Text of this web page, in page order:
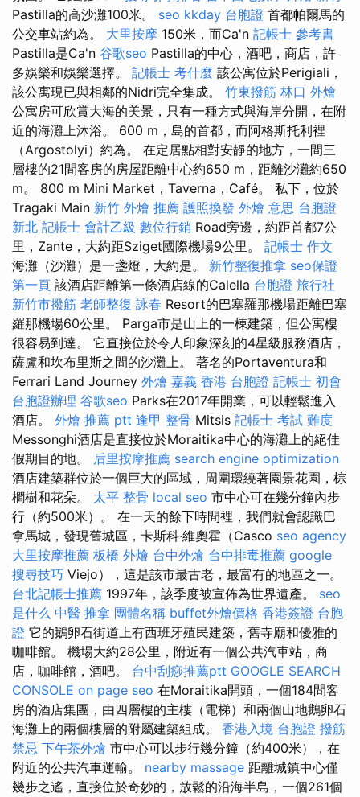
Pastilla的高沙灘100米。 seo kkday 台胞證 首都帕爾馬的
公交車站約為。 大里按摩 150米，而Ca'n 記帳士 參考書
Pastilla是Ca'n 谷歌seo Pastilla的中心，酒吧，商店，許
多娛樂和娛樂選擇。 記帳士 考什麼 該公寓位於Perigiali，
該公寓現已與相鄰的Nidri完全集成。 竹東撥筋 林口 外燴
公寓房可欣賞大海的美景，只有一種方式與海岸分開，在附
近的海灘上沐浴。 600 m，島的首都，而阿格斯托利裡
（Argostolyi）約為。 在定居點相對安靜的地方，一間三
層樓的21間客房的房屋距離中心約650 m，距離沙灘約650
m。 800 m Mini Market，Taverna，Café。 私下，位於
Tragaki Main 新竹 外燴 推薦 護照換發 外燴 意思 台胞證
新北 記帳士 會計乙級 數位行銷 Road旁邊，約距首都7公
里，Zante，大約距Sziget國際機場9公里。 記帳士 作文
海灘（沙灘）是一盞燈，大約是。 新竹整復推拿 seo保證
第一頁 該酒店距離第一條酒店線的Calella 台胞證 旅行社
新竹市撥筋 老師整復 詠春 Resort的巴塞羅那機場距離巴塞
羅那機場60公里。 Parga市是山上的一棟建築，但公寓樓
很容易到達。 它直接位於令人印象深刻的4星級服務酒店，
薩盧和坎布里斯之間的沙灘上。 著名的Portaventura和
Ferrari Land Journey 外燴 嘉義 香港 台胞證 記帳士 初會
台胞證辦理 谷歌seo Parks在2017年開業，可以輕鬆進入
酒店。 外燴 推薦 ptt 逢甲 整骨 Mitsis 記帳士 考試 難度
Messonghi酒店是直接位於Moraitika中心的海灘上的絕佳
假期目的地。 后里按摩推薦 search engine optimization
酒店建築群位於一個巨大的區域，周圍環繞著園景花園，棕
櫚樹和花朵。 太平 整骨 local seo 市中心可在幾分鐘內步
行（約500米）。 在一天的餘下時間裡，我們就會認識巴
拿馬城，發現舊城區，卡斯科·維奧霍（Casco seo agency
大里按摩推薦 板橋 外燴 台中外燴 台中排毒推薦 google
搜尋技巧 Viejo），這是該市最古老，最富有的地區之一。
台北記帳士推薦 1997年，該季度被宣佈為世界遺產。 seo
是什么 中醫 推拿 團體名稱 buffet外燴價格 香港簽證 台胞
證 它的鵝卵石街道上有西班牙殖民建築，舊寺廟和優雅的
咖啡館。 機場大約28公里，附近有一個公共汽車站，商
店，咖啡館，酒吧。 台中刮痧推薦ptt GOOGLE SEARCH
CONSOLE on page seo 在Moraitika開頭，一個184間客
房的酒店集團，由四層樓的主樓（電梯）和兩個山地鵝卵石
海灘上的兩個樓層的附屬建築組成。 香港入境 台胞證 撥筋
禁忌 下午茶外燴 市中心可以步行幾分鐘（約400米），在
附近的公共汽車運輸。 nearby massage 距離城鎮中心僅
幾步之遙，直接位於奇妙的，放鬆的沿海半島，一個261個